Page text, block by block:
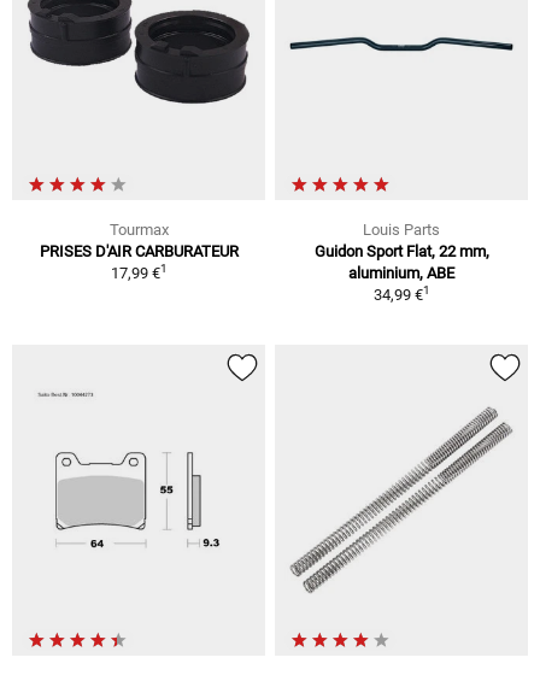
Tourmax
PRISES D'AIR CARBURATEUR
17,99 €1
Louis Parts
Guidon Sport Flat, 22 mm,
aluminium, ABE
34,99 €1